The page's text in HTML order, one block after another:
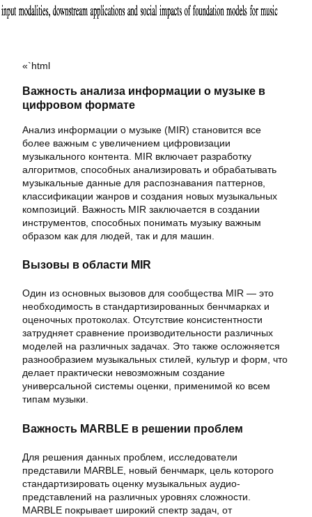
«`html
Важность анализа информации о музыке в
цифровом формате
Анализ информации о музыке (MIR) становится все
более важным с увеличением цифровизации
музыкального контента. MIR включает разработку
алгоритмов, способных анализировать и обрабатывать
музыкальные данные для распознавания паттернов,
классификации жанров и создания новых музыкальных
композиций. Важность MIR заключается в создании
инструментов, способных понимать музыку важным
образом как для людей, так и для машин.
Вызовы в области MIR
Один из основных вызовов для сообщества MIR — это
необходимость в стандартизированных бенчмарках и
оценочных протоколах. Отсутствие консистентности
затрудняет сравнение производительности различных
моделей на различных задачах. Это также осложняется
разнообразием музыкальных стилей, культур и форм, что
делает практически невозможным создание
универсальной системы оценки, применимой ко всем
типам музыки.
Важность MARBLE в решении проблем
Для решения данных проблем, исследователи
представили MARBLE, новый бенчмарк, цель которого
стандартизировать оценку музыкальных аудио-
представлений на различных уровнях сложности.
MARBLE покрывает широкий спектр задач, от